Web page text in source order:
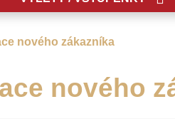
nového zákazníka
nového